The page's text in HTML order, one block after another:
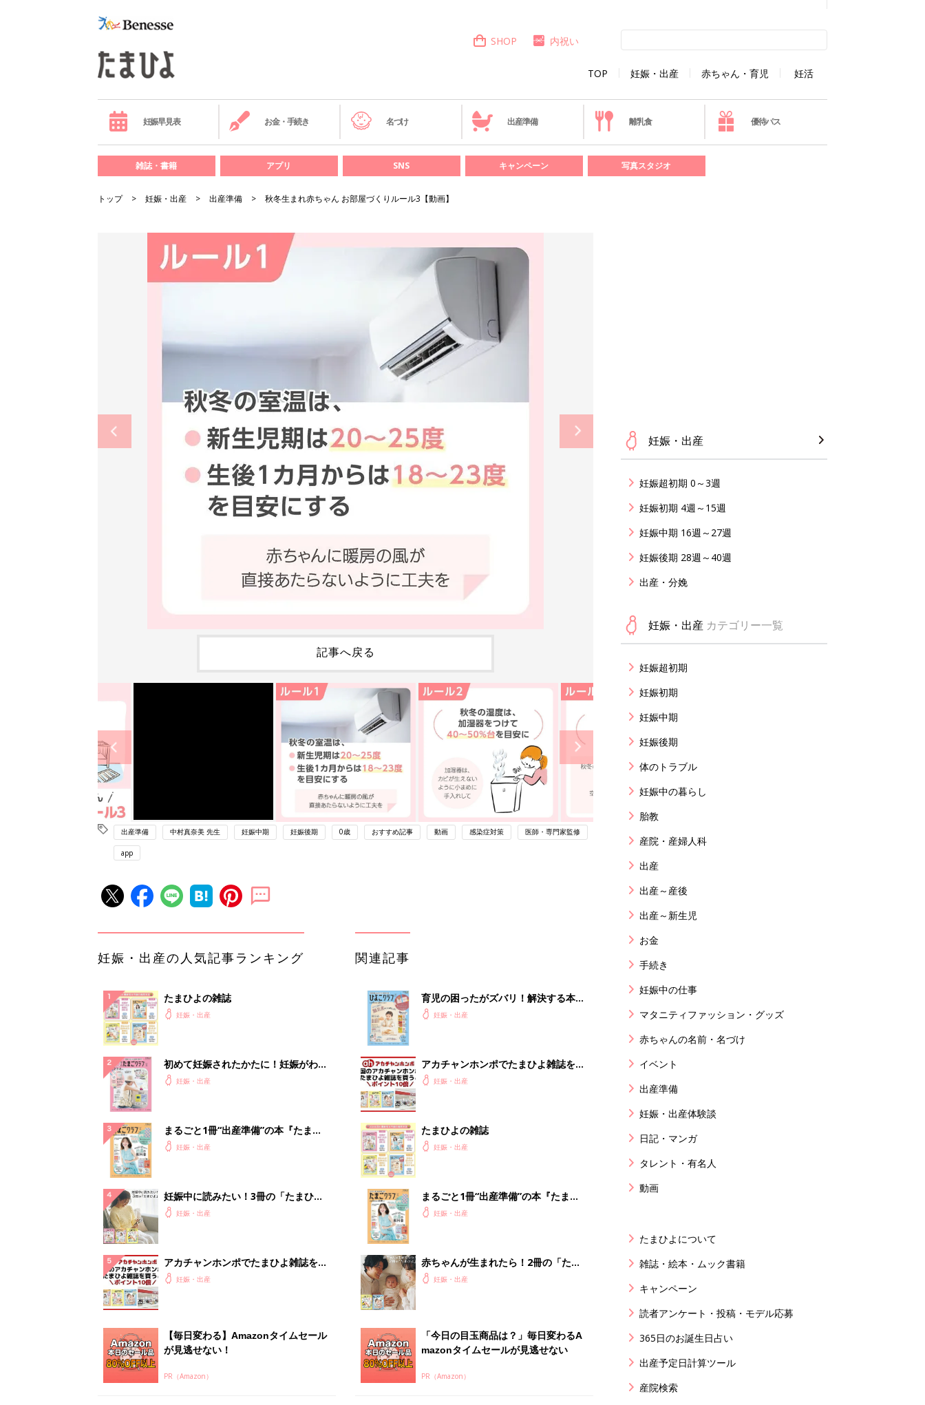
TOP 妊娠・出産 赤ちゃん・育児 妊活
SHOP 内祝い
妊娠早見表 お金・手続き 名づけ 出産準備 離乳食 優待パス
雑誌・書籍 アプリ SNS キャンペーン 写真スタジオ
トップ 妊娠・出産 出産準備 秋冬生まれ赤ちゃん お部屋づくりルール3【動画】
記事へ戻る
出産準備 中村真奈美 先生 妊娠中期 妊娠後期 0歳 おすすめ記事 動画 感染症対策 医師・専門家監修
app
妊娠・出産の人気記事ランキング
たまひよの雑誌
妊娠・出産
初めて妊娠されたかたに！妊娠がわか
ったら最初に読む本『初めてのたまご
妊娠・出産
まるごと1冊“出産準備”の本『たまご
クラブ 夏号』〈スペシャル大特集〉
妊娠・出産
妊娠中に読みたい！3冊の「たまひ
よ」妊娠・出産
アカチャンホンポでたまひよ雑誌を買
うとポイント10倍【期間限定】
妊娠・出産
【毎日変わる】Amazonタイムセール
が見逃せない！
PR（Amazon）
関連記事
育児の困ったがズバリ！解決する本
『ひよこクラブ 秋号』 4カ月～2才
妊娠・出産
アカチャンホンポでたまひよ雑誌を買
うとポイント10倍【期間限定】
妊娠・出産
たまひよの雑誌
妊娠・出産
まるごと1冊“出産準備”の本『たまご
クラブ 夏号』〈スペシャル大特集〉
妊娠・出産
赤ちゃんが生まれたら！2冊の「たま
ひよ」
妊娠・出産
「今日の目玉商品は？」毎日変わるA
mazonタイムセールが見逃せない
PR（Amazon）
妊娠・出産
妊娠超初期 0～3週
妊娠初期 4週～15週
妊娠中期 16週～27週
妊娠後期 28週～40週
出産・分娩
妊娠・出産 カテゴリー一覧
妊娠超初期
妊娠初期
妊娠中期
妊娠後期
体のトラブル
妊娠中の暮らし
胎教
産院・産婦人科
出産
出産～産後
出産～新生児
お金
手続き
妊娠中の仕事
マタニティファッション・グッズ
赤ちゃんの名前・名づけ
イベント
出産準備
妊娠・出産体験談
日記・マンガ
タレント・有名人
動画
たまひよについて
雑誌・絵本・ムック書籍
キャンペーン
読者アンケート・投稿・モデル応募
365日のお誕生日占い
出産予定日計算ツール
産院検索